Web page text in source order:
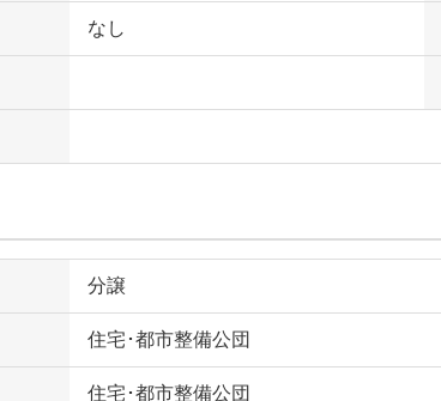
なし
分譲
住宅･都市整備公団
住宅･都市整備公団